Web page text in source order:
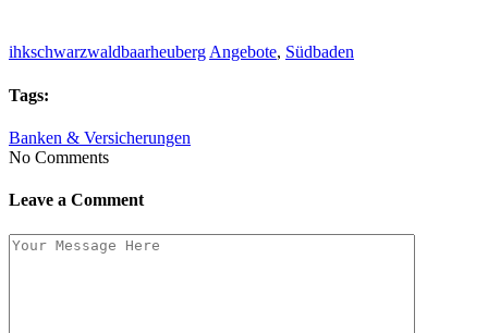
ihkschwarzwaldbaarheubergAngebote, Südbaden
Tags:
Banken & Versicherungen
No Comments
Leave a Comment